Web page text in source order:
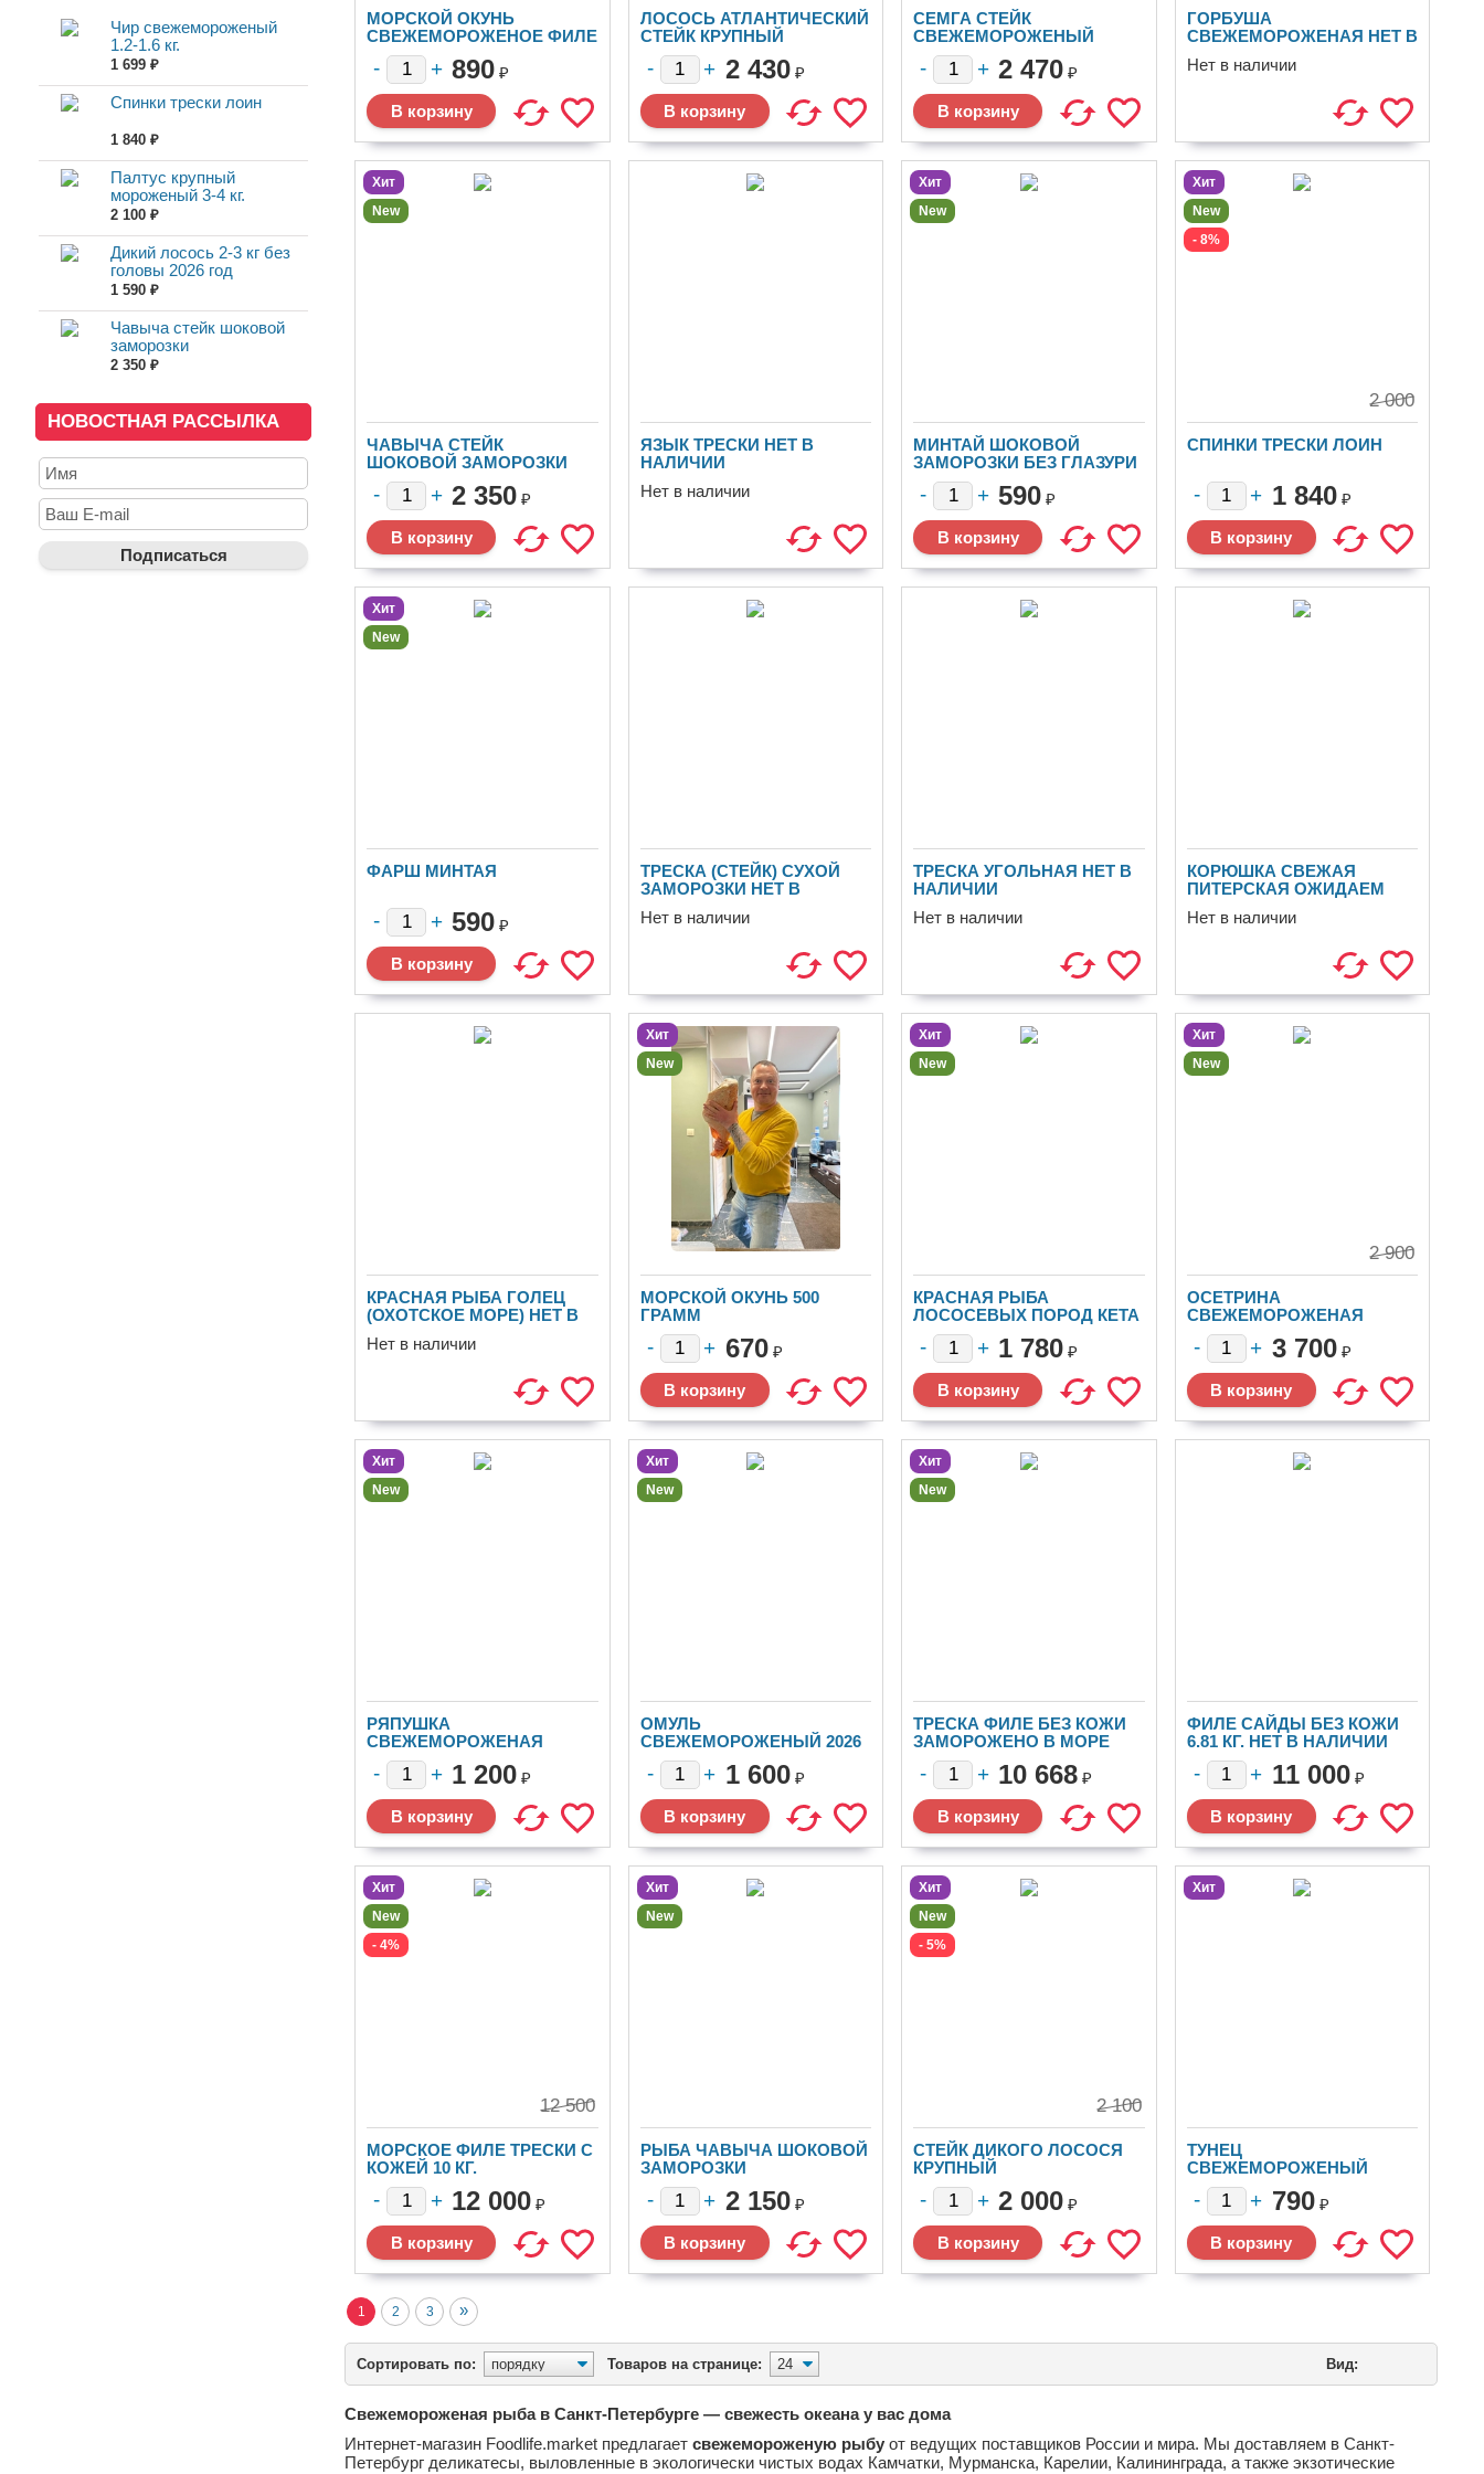
Чир свежемороженый
1.2-1.6 кг.
1 699 ₽
Спинки трески лоин
1 840 ₽
Палтус крупный
мороженый 3-4 кг.
2 100 ₽
Дикий лосось 2-3 кг без
головы 2026 год
1 590 ₽
Чавыча стейк шоковой
заморозки
2 350 ₽
НОВОСТНАЯ РАССЫЛКА
МОРСКОЙ ОКУНЬ
СВЕЖЕМОРОЖЕНОЕ ФИЛЕ
890 ₽
ЛОСОСЬ АТЛАНТИЧЕСКИЙ
СТЕЙК КРУПНЫЙ
2 430 ₽
СЕМГА СТЕЙК
СВЕЖЕМОРОЖЕНЫЙ
2 470 ₽
ГОРБУША
СВЕЖЕМОРОЖЕНАЯ НЕТ В
Нет в наличии
Хит
New
ЧАВЫЧА СТЕЙК
ШОКОВОЙ ЗАМОРОЗКИ
2 350 ₽
ЯЗЫК ТРЕСКИ НЕТ В
НАЛИЧИИ
Нет в наличии
Хит
New
МИНТАЙ ШОКОВОЙ
ЗАМОРОЗКИ БЕЗ ГЛАЗУРИ
(ФИЛЕ)
590 ₽
Хит
New
- 8%
СПИНКИ ТРЕСКИ ЛОИН
2 000
1 840 ₽
Хит
New
ФАРШ МИНТАЯ
590 ₽
ТРЕСКА (СТЕЙК) СУХОЙ
ЗАМОРОЗКИ НЕТ В
Нет в наличии
ТРЕСКА УГОЛЬНАЯ НЕТ В
НАЛИЧИИ
Нет в наличии
КОРЮШКА СВЕЖАЯ
ПИТЕРСКАЯ ОЖИДАЕМ
Нет в наличии
КРАСНАЯ РЫБА ГОЛЕЦ
(ОХОТСКОЕ МОРЕ) НЕТ В
Нет в наличии
Хит
New
МОРСКОЙ ОКУНЬ 500
ГРАММ
670 ₽
Хит
New
КРАСНАЯ РЫБА
ЛОСОСЕВЫХ ПОРОД КЕТА
2025 ГОДА
1 780 ₽
Хит
New
ОСЕТРИНА
СВЕЖЕМОРОЖЕНАЯ
ТУШКА
2 900
3 700 ₽
Хит
New
РЯПУШКА
СВЕЖЕМОРОЖЕНАЯ
ЯКУТИЯ РАЗМЕР XXXXL
1 200 ₽
Хит
New
ОМУЛЬ
СВЕЖЕМОРОЖЕНЫЙ 2026
ГОД
1 600 ₽
Хит
New
ТРЕСКА ФИЛЕ БЕЗ КОЖИ
ЗАМОРОЖЕНО В МОРЕ
"ЯГРЫ"
10 668 ₽
ФИЛЕ САЙДЫ БЕЗ КОЖИ
6.81 КГ. НЕТ В НАЛИЧИИ
11 000 ₽
Хит
New
- 4%
МОРСКОЕ ФИЛЕ ТРЕСКИ С
КОЖЕЙ 10 КГ.
12 500
12 000 ₽
Хит
New
РЫБА ЧАВЫЧА ШОКОВОЙ
ЗАМОРОЗКИ
2 150 ₽
Хит
New
- 5%
СТЕЙК ДИКОГО ЛОСОСЯ
КРУПНЫЙ
2 100
2 000 ₽
Хит
ТУНЕЦ
СВЕЖЕМОРОЖЕНЫЙ
(ЛОИН)
790 ₽
1 2 3 »
Сортировать по: Товаров на странице: Вид:
Свежемороженая рыба в Санкт-Петербурге — свежесть океана у вас дома
Интернет-магазин Foodlife.market предлагает свежемороженую рыбу от ведущих поставщиков России и мира. Мы доставляем в Санкт-
Петербург деликатесы, выловленные в экологически чистых водах Камчатки, Мурманска, Карелии, Калининграда, а также экзотические